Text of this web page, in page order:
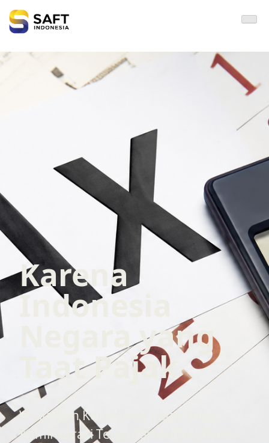
Solisi Perjakan Anda
Karena
Indonesia
Negara yang
Taat Pajak
Wujudkan Kepatuhan Pajak, Jaga
Administrasi Tetap Tertib dan Hindari